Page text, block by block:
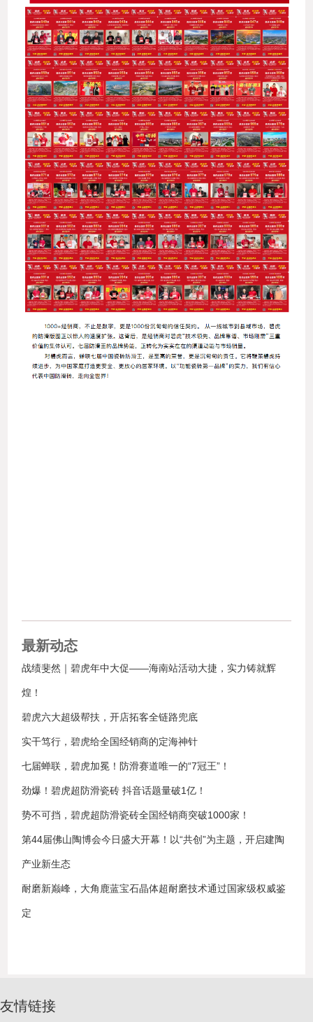
最新动态
战绩斐然｜碧虎年中大促——海南站活动大捷，实力铸就辉
煌！
碧虎六大超级帮扶，开店拓客全链路兜底
实干笃行，碧虎给全国经销商的定海神针
七届蝉联，碧虎加冕！防滑赛道唯一的“7冠王”！
劲爆！碧虎超防滑瓷砖 抖音话题量破1亿！
势不可挡，碧虎超防滑瓷砖全国经销商突破1000家！
第44届佛山陶博会今日盛大开幕！以“共创”为主题，开启建陶
产业新生态
耐磨新巅峰，大角鹿蓝宝石晶体超耐磨技术通过国家级权威鉴
定
友情链接